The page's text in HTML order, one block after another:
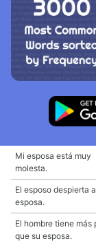
Mi esposa está muy
molesta.
El esposo despierta
esposa.
El hombre tiene más
que su esposa.